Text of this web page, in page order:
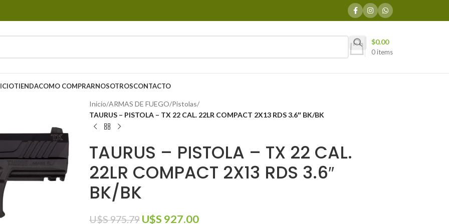
0items
$0.00
TIENDACOMO COMPRARNOSOTROSCONTACTO
Inicio/ARMAS DE FUEGO/Pistolas/
TAURUS – PISTOLA – TX 22 CAL. 22LR COMPACT 2X13 RDS 3.6″ BK/BK
TAURUS – PISTOLA – TX 22 CAL.
22LR COMPACT 2X13 RDS 3.6″
BK/BK
U$S975.79 U$S 927.00